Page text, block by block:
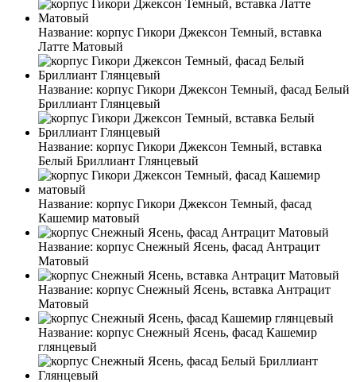
Название: корпус Гикори Джексон Темный, вставка
Латте Матовый
Название: корпус Гикори Джексон Темный, фасад Белый
Бриллиант Глянцевый
Название: корпус Гикори Джексон Темный, вставка
Белый Бриллиант Глянцевый
Название: корпус Гикори Джексон Темный, фасад
Кашемир матовый
Название: корпус Снежный Ясень, фасад Антрацит
Матовый
Название: корпус Снежный Ясень, вставка Антрацит
Матовый
Название: корпус Снежный Ясень, фасад Кашемир
глянцевый